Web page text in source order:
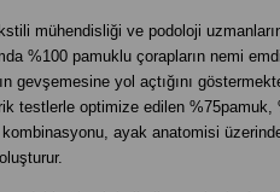
mühendisliği ve podoloji
%100 pamuklu çorapların nemi
gevşemesine yol açtığını
testlerle optimize edilen %75pamuk,
ayak anatomisi